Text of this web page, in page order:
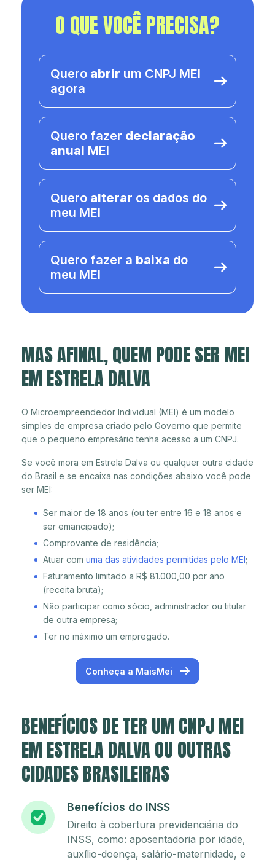
O QUE VOCÊ PRECISA?
Quero abrir um CNPJ MEI
agora
Quero fazer declaração
anual MEI
Quero alterar os dados do
meu MEI
Quero fazer a baixa do
meu MEI
MAS AFINAL, QUEM PODE SER MEI
EM ESTRELA DALVA
O Microempreendedor Individual (MEI) é um modelo
simples de empresa criado pelo Governo que permite
que o pequeno empresário tenha acesso a um CNPJ.
Se você mora em Estrela Dalva ou qualquer outra cidade
do Brasil e se encaixa nas condições abaixo você pode
ser MEI:
Ser maior de 18 anos (ou ter entre 16 e 18 anos e
ser emancipado);
Comprovante de residência;
Atuar com uma das atividades permitidas pelo MEI;
Faturamento limitado a R$ 81.000,00 por ano
(receita bruta);
Não participar como sócio, administrador ou titular
de outra empresa;
Ter no máximo um empregado.
Conheça a MaisMei
BENEFÍCIOS DE TER UM CNPJ MEI
EM ESTRELA DALVA OU OUTRAS
CIDADES BRASILEIRAS
Benefícios do INSS
Direito à cobertura previdenciária do
INSS, como: aposentadoria por idade,
auxílio-doença, salário-maternidade, e